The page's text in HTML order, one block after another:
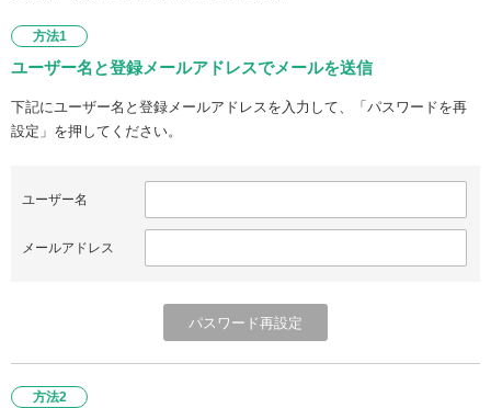
方法1
ユーザー名と登録メールアドレスでメールを送信
下記にユーザー名と登録メールアドレスを入力して、「パスワードを再
設定」を押してください。
ユーザー名
メールアドレス
方法2